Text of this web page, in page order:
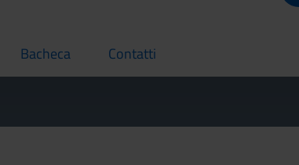
Bacheca
current Contatti
current